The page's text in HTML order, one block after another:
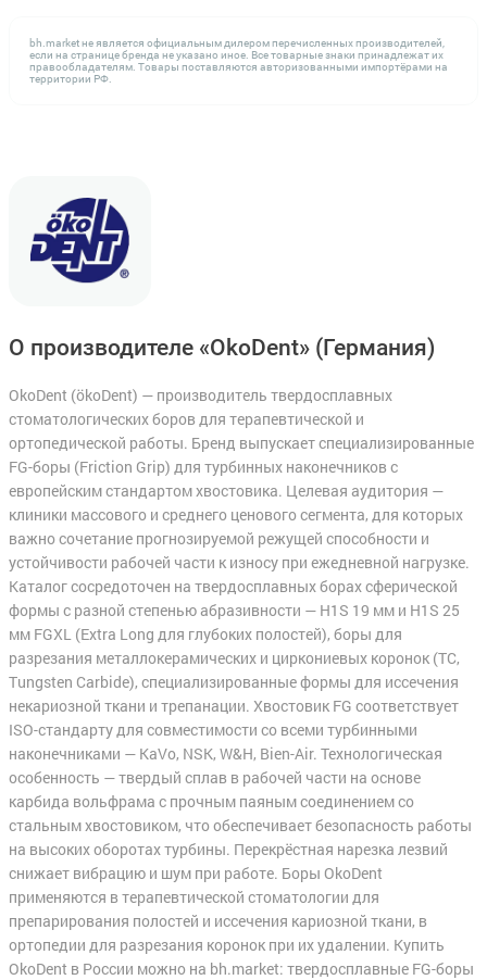
bh.market не является официальным дилером перечисленных производителей,
если на странице бренда не указано иное. Все товарные знаки принадлежат их
правообладателям. Товары поставляются авторизованными импортёрами на
территории РФ.
О производителе «OkoDent» (Германия)
OkoDent (ökoDent) — производитель твердосплавных
стоматологических боров для терапевтической и
ортопедической работы. Бренд выпускает специализированные
FG-боры (Friction Grip) для турбинных наконечников с
европейским стандартом хвостовика. Целевая аудитория —
клиники массового и среднего ценового сегмента, для которых
важно сочетание прогнозируемой режущей способности и
устойчивости рабочей части к износу при ежедневной нагрузке.
Каталог сосредоточен на твердосплавных борах сферической
формы с разной степенью абразивности — H1S 19 мм и H1S 25
мм FGXL (Extra Long для глубоких полостей), боры для
разрезания металлокерамических и циркониевых коронок (TC,
Tungsten Carbide), специализированные формы для иссечения
некариозной ткани и трепанации. Хвостовик FG соответствует
ISO-стандарту для совместимости со всеми турбинными
наконечниками — KaVo, NSK, W&H, Bien-Air. Технологическая
особенность — твердый сплав в рабочей части на основе
карбида вольфрама с прочным паяным соединением со
стальным хвостовиком, что обеспечивает безопасность работы
на высоких оборотах турбины. Перекрёстная нарезка лезвий
снижает вибрацию и шум при работе. Боры OkoDent
применяются в терапевтической стоматологии для
препарирования полостей и иссечения кариозной ткани, в
ортопедии для разрезания коронок при их удалении. Купить
OkoDent в России можно на bh.market: твердосплавные FG-боры